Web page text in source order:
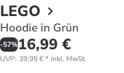
LEGO
Hoodie in Grün
-57%16,99 €
UVP: 39,95 €* inkl. MwSt.